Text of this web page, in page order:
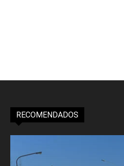
RECOMENDADOS